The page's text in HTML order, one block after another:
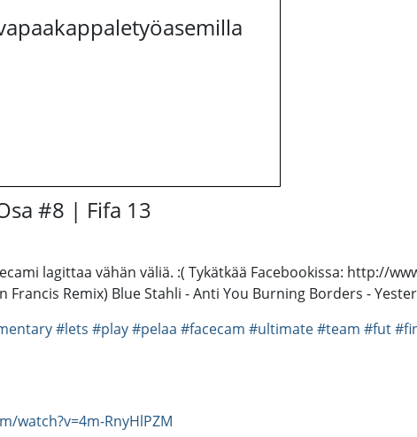
#8 | Fifa 13
lagittaa vähän väliä. :( Tykätkää Facebookissa: http://
Remix) Blue Stahli - Anti You Burning Borders -
#lets #play#pelaa #facecam #ultimate#team #fut
watch?v=4m-RnyHlPZM